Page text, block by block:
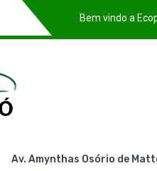
Bem vindo a
Av. Amynthas Osório de